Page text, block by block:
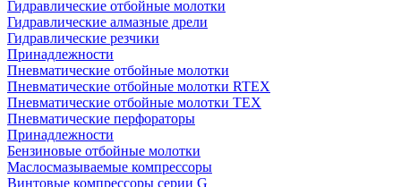
Гидравлические отбойные молотки
Гидравлические алмазные дрели
Гидравлические резчики
Принадлежности
Пневматические отбойные молотки
Пневматические отбойные молотки RTEX
Пневматические отбойные молотки TEX
Пневматические перфораторы
Принадлежности
Бензиновые отбойные молотки
Маслосмазываемые компрессоры
Винтовые компрессоры серии G